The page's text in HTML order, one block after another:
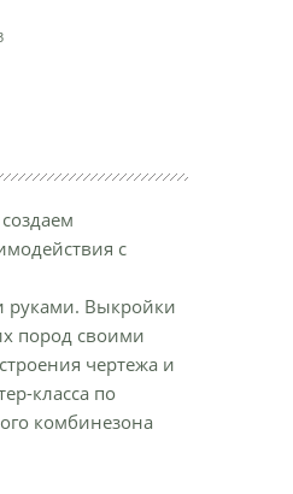
с
руками. Выкройки
пород своими
чертежа и
класса по
комбинезона